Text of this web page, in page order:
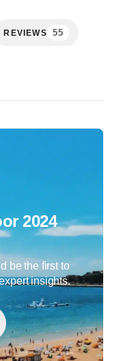
REVIEWS 55
2024
be the first to
insights.